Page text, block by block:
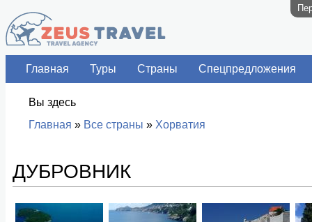
Главная Туры Страны Спецпредложения
Вы здесь
Главная » Все страны » Хорватия
ДУБРОВНИК